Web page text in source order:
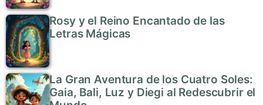
Rosy y el Reino Encantado de las
Letras Mágicas
La Gran Aventura de los Cuatro Soles:
Gaia, Bali, Luz y Diegi al Redescubrir el